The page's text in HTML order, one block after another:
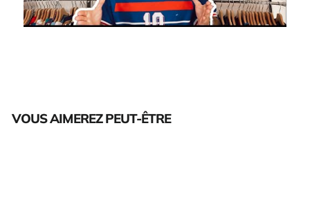
VOUS AIMEREZ PEUT-ÊTRE